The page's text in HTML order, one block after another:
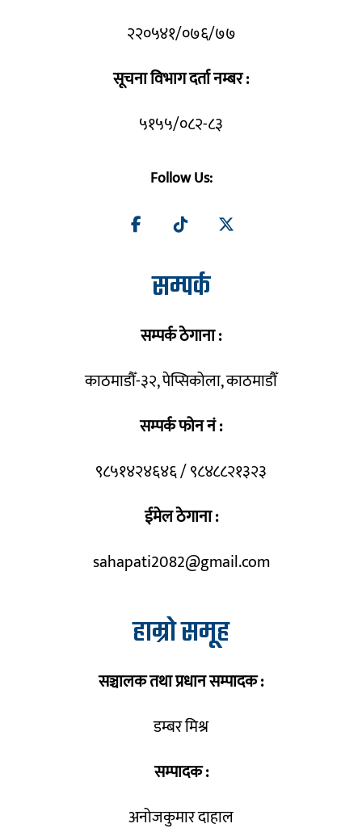
२२०५४१/०७६/७७
सूचना विभाग दर्ता नम्बर :
५१५५/०८२-८३
Follow Us:
सम्पर्क
सम्पर्क ठेगाना :
काठमाडौँ-३२, पेप्सिकोला, काठमाडौँ
सम्पर्क फोन नं :
९८५१४२४६४६ / ९८४८८२१३२३
ईमेल ठेगाना :
sahapati2082@gmail.com
हाम्रो समूह
सञ्चालक तथा प्रधान सम्पादक :
डम्बर मिश्र
सम्पादक :
अनोजकुमार दाहाल